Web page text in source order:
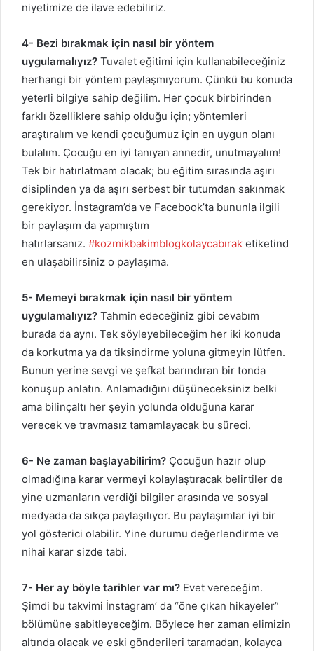
niyetimize de ilave edebiliriz.
4- Bezi bırakmak için nasıl bir yöntem
uygulamalıyız? Tuvalet eğitimi için kullanabileceğiniz
herhangi bir yöntem paylaşmıyorum. Çünkü bu konuda
yeterli bilgiye sahip değilim. Her çocuk birbirinden
farklı özelliklere sahip olduğu için; yöntemleri
araştıralım ve kendi çocuğumuz için en uygun olanı
bulalım. Çocuğu en iyi tanıyan annedir, unutmayalım!
Tek bir hatırlatmam olacak; bu eğitim sırasında aşırı
disiplinden ya da aşırı serbest bir tutumdan sakınmak
gerekiyor. İnstagram’da ve Facebook’ta bununla ilgili
bir paylaşım da yapmıştım
hatırlarsanız. #kozmikbakimblogkolaycabırak etiketind
en ulaşabilirsiniz o paylaşıma.
5- Memeyi bırakmak için nasıl bir yöntem
uygulamalıyız? Tahmin edeceğiniz gibi cevabım
burada da aynı. Tek söyleyebileceğim her iki konuda
da korkutma ya da tiksindirme yoluna gitmeyin lütfen.
Bunun yerine sevgi ve şefkat barındıran bir tonda
konuşup anlatın. Anlamadığını düşüneceksiniz belki
ama bilinçaltı her şeyin yolunda olduğuna karar
verecek ve travmasız tamamlayacak bu süreci.
6- Ne zaman başlayabilirim? Çocuğun hazır olup
olmadığına karar vermeyi kolaylaştıracak belirtiler de
yine uzmanların verdiği bilgiler arasında ve sosyal
medyada da sıkça paylaşılıyor. Bu paylaşımlar iyi bir
yol gösterici olabilir. Yine durumu değerlendirme ve
nihai karar sizde tabi.
7- Her ay böyle tarihler var mı? Evet vereceğim.
Şimdi bu takvimi İnstagram’ da “öne çıkan hikayeler”
bölümüne sabitleyeceğim. Böylece her zaman elimizin
altında olacak ve eski gönderileri taramadan, kolayca